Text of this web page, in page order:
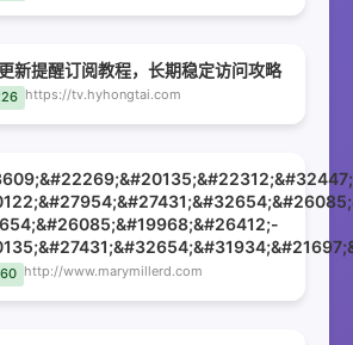
新提醒订阅教程，长期稳定访问攻略
https://tv.hyhongtai.com
http://www.marymillerd.com